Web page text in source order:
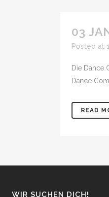
03
Posted at
Die Dance
Dance
READ
WIR SUCHEN DICH!